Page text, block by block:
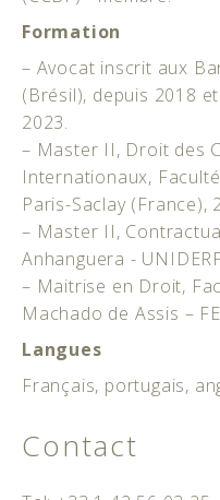
Formation
– Avocat inscrit aux
(Brésil), depuis 2018
2023.
– Master II, Droit des
Internationaux,
Paris-Saclay (France),
– Master II,
Anhanguera -
– Maitrise en Droit,
Machado de Assis –
Langues
Français, portugais,
Contact